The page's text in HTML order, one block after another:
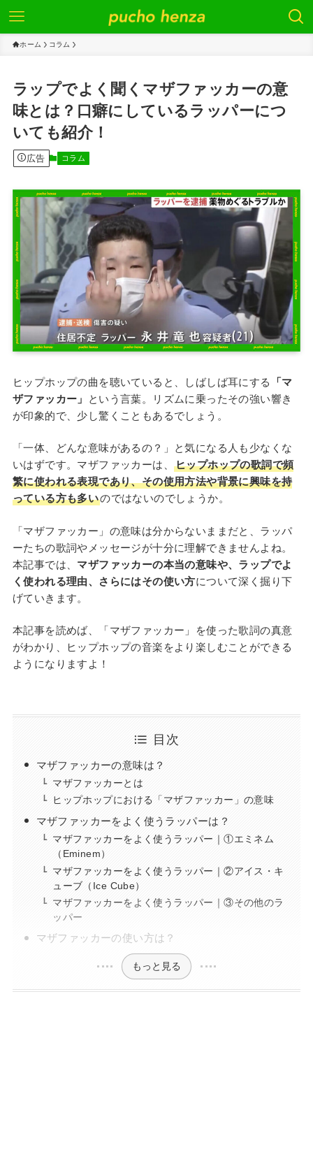
ホーム コラム
ラップでよく聞くマザファッカーの意
味とは？口癖にしているラッパーにつ
いても紹介！
広告 コラム
ヒップホップの曲を聴いていると、しばしば耳にする
「マ
ザファッカー」
という言葉。リズムに乗ったその強い響き
が印象的で、少し驚くこともあるでしょう。
「一体、どんな意味があるの？」と気になる人も少なくな
いはずです。マザファッカーは、
ヒップホップの歌詞で頻
繁に使われる表現であり、その使用方法や背景に興味を持
っている方も多いのではないのでしょうか。
「マザファッカー」の意味は分からないままだと、ラッパ
ーたちの歌詞やメッセージが十分に理解できませんよね。
本記事では、 マザファッカーの本当の意味や、ラップでよ
く使われる理由、さらにはその使い方について深く掘り下
げていきます。
本記事を読めば、「マザファッカー」を使った歌詞の真意
がわかり、ヒップホップの音楽をより楽しむことができる
ようになりますよ！
目次
マザファッカーの意味は？
マザファッカーとは
ヒップホップにおける「マザファッカー」の意味
マザファッカーをよく使うラッパーは？
マザファッカーをよく使うラッパー｜①エミネム
（Eminem）
マザファッカーをよく使うラッパー｜②アイス・キ
ューブ（Ice Cube）
マザファッカーをよく使うラッパー｜③その他のラ
ッパー
マザファッカーの使い方は？
もっと見る